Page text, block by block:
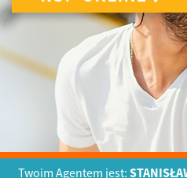
Twoim Agentem jest: